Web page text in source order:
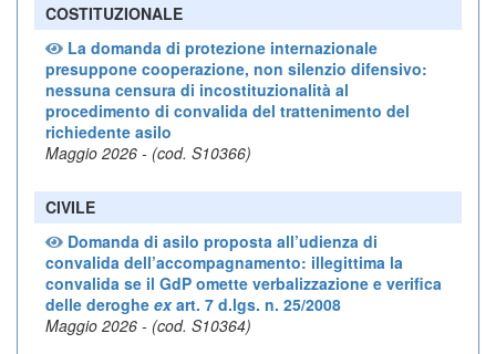
COSTITUZIONALE
La domanda di protezione internazionale
presuppone cooperazione, non silenzio difensivo:
nessuna censura di incostituzionalità al
procedimento di convalida del trattenimento del
richiedente asilo
Maggio 2026 - (cod. S10366)
CIVILE
Domanda di asilo proposta all’udienza di
convalida dell’accompagnamento: illegittima la
convalida se il GdP omette verbalizzazione e verifica
delle deroghe exart. 7 d.lgs. n. 25/2008
Maggio 2026 - (cod. S10364)